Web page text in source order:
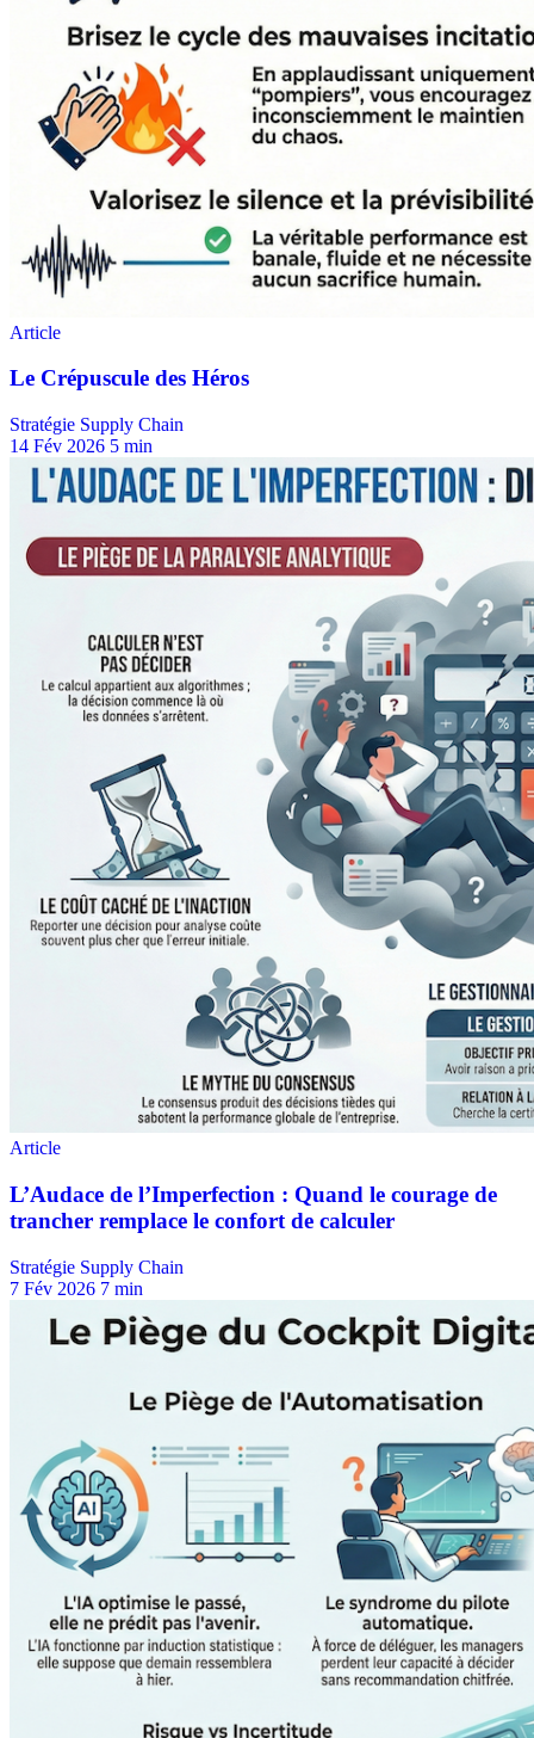
Stratégie Supply Chain
14 Fév 2026 5 min
Stratégie Supply Chain
7 Fév 2026 7 min